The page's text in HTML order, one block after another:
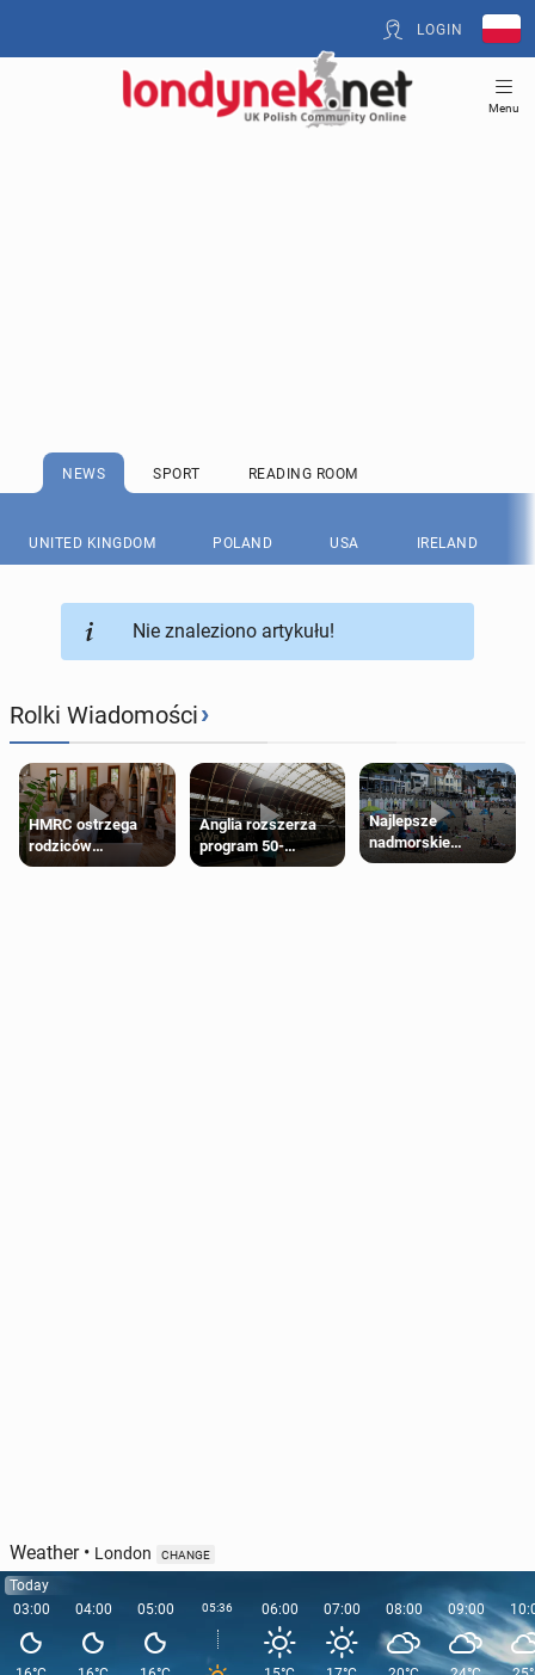
LOGIN
Menu
NEWS SPORT READING ROOM
UNITED KINGDOM POLAND USA IRELAND
Nie znaleziono artykułu!
Rolki Wiadomości›
HMRC ostrzega
rodziców
pobierających Child
Anglia rozszerza
program 50-
procentowych
Najlepsze
nadmorskie
miasteczko blisko
Weather• London CHANGE
Today
03:00
04:00 05:00 05:36 06:00 07:00 08:00 09:00